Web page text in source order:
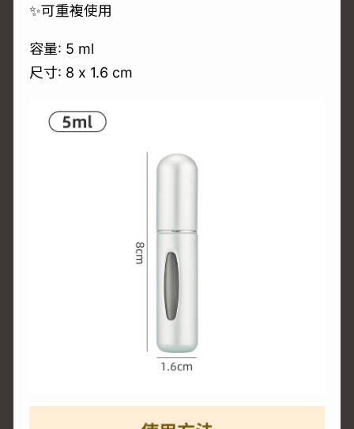
✨可重複使用
容量: 5 ml
尺寸: 8 x 1.6 cm